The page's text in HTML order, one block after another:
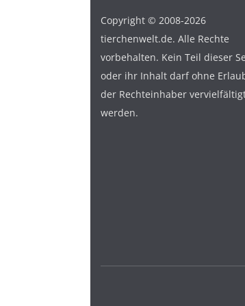
Copyright © 2008-2026
tierchenwelt.de. Alle Rechte
vorbehalten. Kein Teil dieser
oder ihr Inhalt darf ohne
der Rechteinhaber
werden.